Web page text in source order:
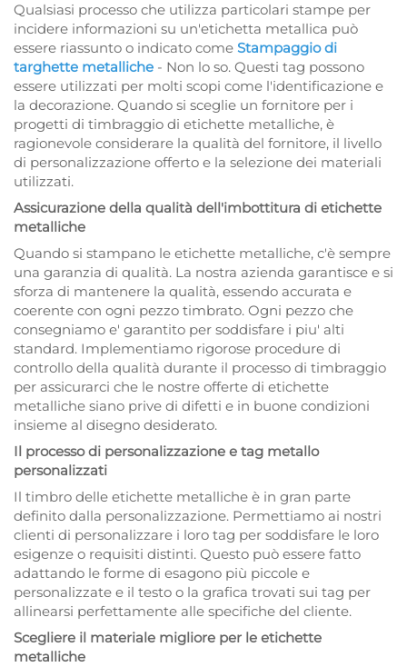
Qualsiasi processo che utilizza particolari stampe per
incidere informazioni su un'etichetta metallica può
essere riassunto o indicato come Stampaggio di
targhette metalliche - Non lo so. Questi tag possono
essere utilizzati per molti scopi come l'identificazione e
la decorazione. Quando si sceglie un fornitore per i
progetti di timbraggio di etichette metalliche, è
ragionevole considerare la qualità del fornitore, il livello
di personalizzazione offerto e la selezione dei materiali
utilizzati.
Assicurazione della qualità dell'imbottitura di etichette
metalliche
Quando si stampano le etichette metalliche, c'è sempre
una garanzia di qualità. La nostra azienda garantisce e si
sforza di mantenere la qualità, essendo accurata e
coerente con ogni pezzo timbrato. Ogni pezzo che
consegniamo e' garantito per soddisfare i piu' alti
standard. Implementiamo rigorose procedure di
controllo della qualità durante il processo di timbraggio
per assicurarci che le nostre offerte di etichette
metalliche siano prive di difetti e in buone condizioni
insieme al disegno desiderato.
Il processo di personalizzazione e tag metallo
personalizzati
Il timbro delle etichette metalliche è in gran parte
definito dalla personalizzazione. Permettiamo ai nostri
clienti di personalizzare i loro tag per soddisfare le loro
esigenze o requisiti distinti. Questo può essere fatto
adattando le forme di esagono più piccole e
personalizzate e il testo o la grafica trovati sui tag per
allinearsi perfettamente alle specifiche del cliente.
Scegliere il materiale migliore per le etichette
metalliche